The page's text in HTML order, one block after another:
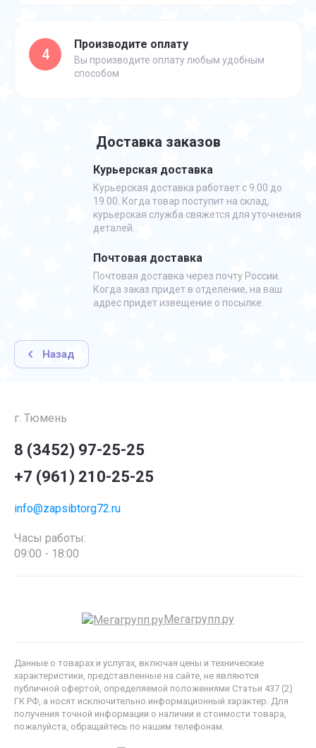
4
Производите оплату
Вы производите оплату любым удобным
способом
Доставка заказов
Курьерская доставка
Курьерская доставка работает с 9.00 до
19.00. Когда товар поступит на склад,
курьерская служба свяжется для уточнения
деталей.
Почтовая доставка
Почтовая доставка через почту России.
Когда заказ придет в отделение, на ваш
адрес придет извещение о посылке.
Назад
г. Тюмень
8 (3452) 97-25-25
+7 (961) 210-25-25
info@zapsibtorg72.ru
Часы работы:
09:00 - 18:00
Мегагрупп.ру
Данные о товарах и услугах, включая цены и технические
характеристики, представленные на сайте, не являются
публичной офертой, определяемой положениями Статьи 437 (2)
ГК РФ, а носят исключительно информационный характер. Для
получения точной информации о наличии и стоимости товара,
пожалуйста, обращайтесь по нашим телефонам.